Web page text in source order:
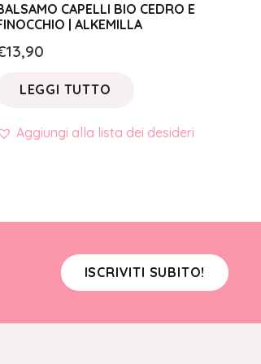
CAPELLI BIO CEDRO E
| ALKEMILLA
13,90
LEGGI TUTTO
Aggiungi alla lista dei desideri
ISCRIVITI SUBITO!